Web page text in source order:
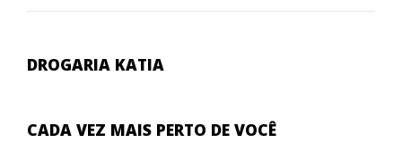
DROGARIA KATIA
CADA VEZ MAIS PERTO DE VOCÊ